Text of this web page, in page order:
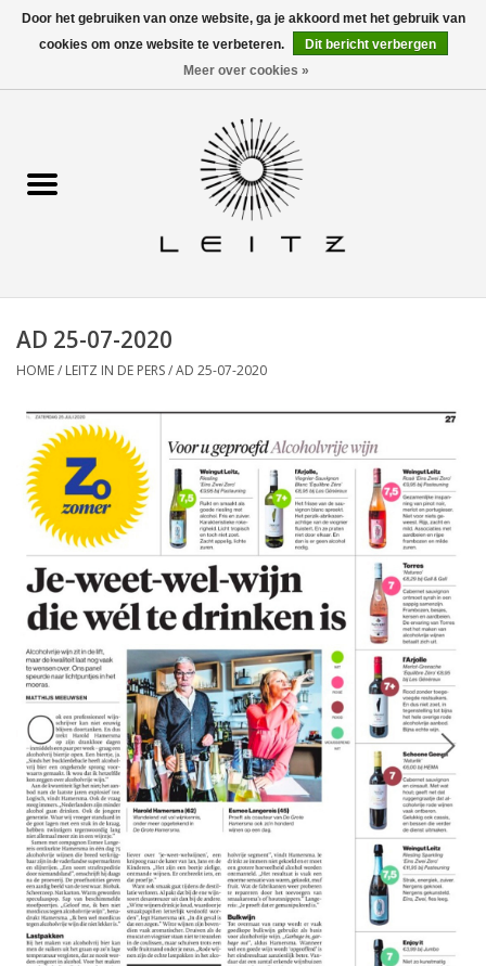
0 Artikelen - €0,00 Contact
Recepten
Leitz in de pers
Horeca
AD 25-07-2020
HOME/ LEITZ IN DE PERS/AD 25-07-2020
Door het gebruiken van onze website, ga je akkoord met het gebruik van
cookies om onze website te verbeteren.
Dit bericht verbergen
Meer over cookies »